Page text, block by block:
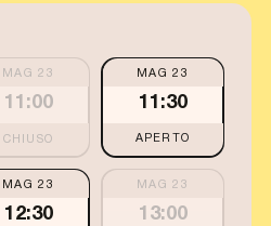
MAG 23
11:00
MAG 23
11:30
APERTO
MAG 23
12:30
MAG 23
13:00